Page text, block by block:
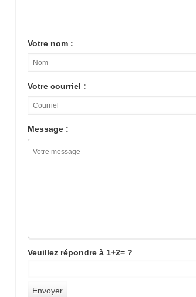
Votre nom :
Votre courriel :
Message :
Veuillez répondre à 1+2= ?